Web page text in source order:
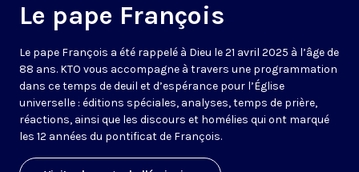
Le pape François
Le pape François a été rappelé à Dieu le 21 avril 2025 à l’âge de
88 ans. KTO vous accompagne à travers une programmation
dans ce temps de deuil et d’espérance pour l’Église
universelle : éditions spéciales, analyses, temps de prière,
réactions, ainsi que les discours et homélies qui ont marqué
les 12 années du pontificat de François.